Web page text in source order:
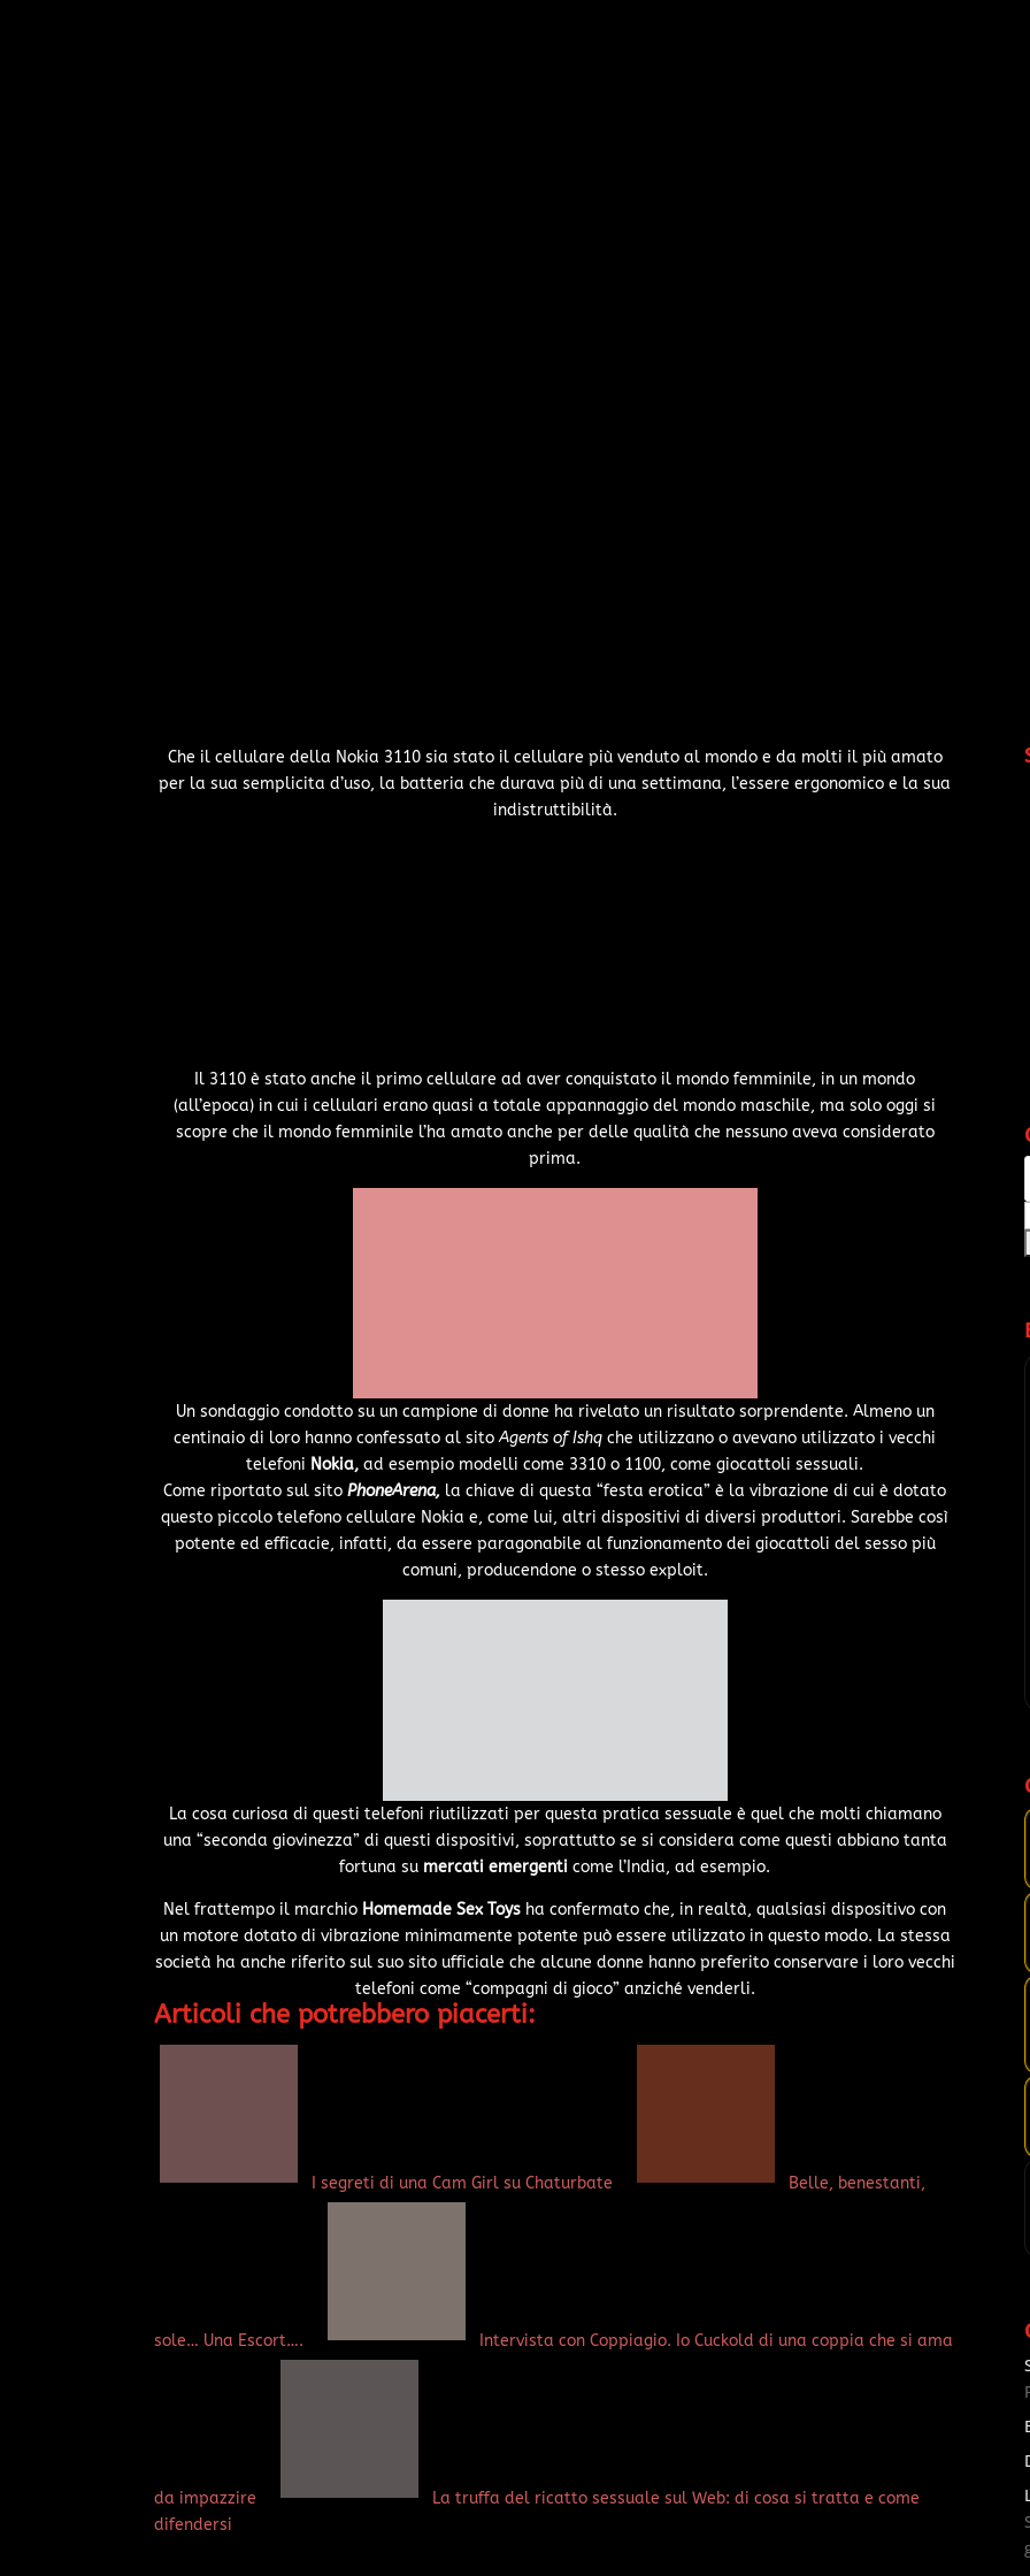
Che il cellulare della Nokia 3110 sia stato il cellulare più venduto al mondo e da molti il più amato
per la sua semplicita d’uso, la batteria che durava più di una settimana, l’essere ergonomico e la sua
indistruttibilità.
Il 3110 è stato anche il primo cellulare ad aver conquistato il mondo femminile, in un mondo
(all’epoca) in cui i cellulari erano quasi a totale appannaggio del mondo maschile, ma solo oggi si
scopre che il mondo femminile l’ha amato anche per delle qualità che nessuno aveva considerato
prima.
Un sondaggio condotto su un campione di donne ha rivelato un risultato sorprendente. Almeno un
centinaio di loro hanno confessato al sitoAgents of Ishq che utilizzano o avevano utilizzato i vecchi
telefoni Nokia, ad esempio modelli come 3310 o 1100, come giocattoli sessuali.
Come riportato sul sitoPhoneArena, la chiave di questa “festa erotica” è la vibrazione di cui è dotato
questo piccolo telefono cellulare Nokia e, come lui, altri dispositivi di diversi produttori. Sarebbe così
potente ed efficacie, infatti, da essere paragonabile al funzionamento dei giocattoli del sesso più
comuni, producendone o stesso exploit.
La cosa curiosa di questi telefoni riutilizzati per questa pratica sessuale è quel che molti chiamano
una “seconda giovinezza” di questi dispositivi, soprattutto se si considera come questi abbiano tanta
fortuna su mercati emergenti come l’India, ad esempio.
Nel frattempo il marchio Homemade Sex Toys ha confermato che, in realtà, qualsiasi dispositivo con
un motore dotato di vibrazione minimamente potente può essere utilizzato in questo modo. La stessa
società ha anche riferito sul suo sito ufficiale che alcune donne hanno preferito conservare i loro vecchi
telefoni come “compagni di gioco” anziché venderli.
Articoli che potrebbero piacerti:
I segreti di una Cam Girl su Chaturbate Belle, benestanti,
sole… Una Escort…. Intervista con Coppiagio. Io Cuckold di una coppia che si ama
da impazzire
La truffa del ricatto sessuale sul Web: di cosa si tratta e come
difendersi